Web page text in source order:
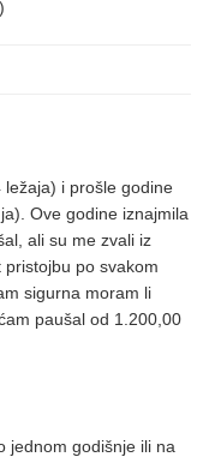
i prošle godine
Ove godine iznajmila
ali su me zvali iz
po svakom
sigurna moram li
paušal od 1.200,00
jednom godišnje ili na